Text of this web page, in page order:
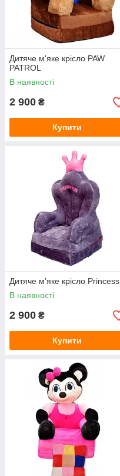
Дитяче м'яке крісло PAW
PATROL
В наявності
2 900 ₴
Купити
Дитяче м'яке крісло Princess
В наявності
2 900 ₴
Купити